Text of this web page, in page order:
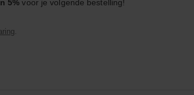
5% voor je volgende bestelling!
.